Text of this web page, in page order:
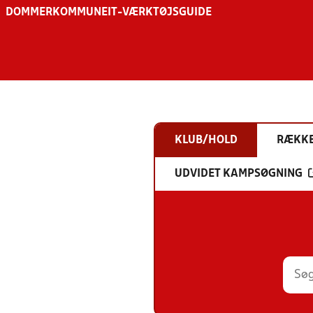
DOMMER KOMMUNE IT-VÆRKTØJSGUIDE
KLUB/HOLD
UDVIDET KAMPSØGNING